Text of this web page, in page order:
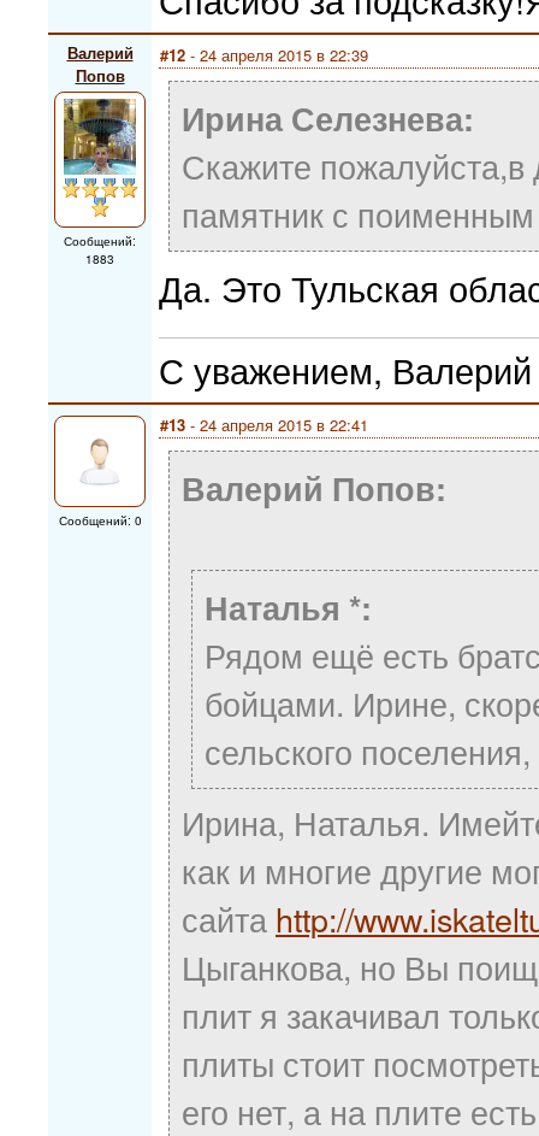
Валерий
Попов
Сообщений:
1883
#12 - 24 апреля 2015 в 22:39
Ирина Селезнева:
Скажите пожалуйста,в
памятник с
Да. Это Тульская
С уважением,
Сообщений: 0
#13 - 24 апреля 2015 в 22:41
Валерий Попов:
Наталья *:
Рядом ещё есть
бойцами. Ирине,
сельского
Ирина, Наталья.
как и многие другие
сайта http://
Цыганкова, но Вы
плит я закачивал
плиты стоит
его нет, а на плите